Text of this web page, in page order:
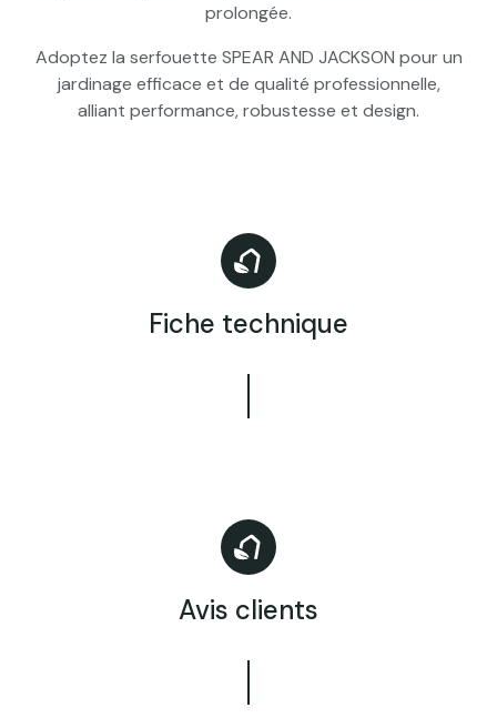
prolongée.
Adoptez la serfouette SPEAR AND JACKSON pour un
jardinage efficace et de qualité professionnelle,
alliant performance, robustesse et design.
Fiche technique
Avis clients